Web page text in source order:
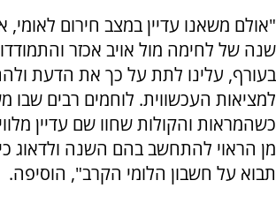
"אולם משאנו עדיין במצב חירום
שנה של לחימה מול אויב אכזר
בעורף, עלינו לתת על כך את הדעת
למציאות העכשווית. לוחמים רבים
כשהמראות והקולות שחוו שם עדיין
מן הראוי להתחשב בהם השנה ולדאוג
תבוא על חשבון הלומי הקרב", הוסיפה.